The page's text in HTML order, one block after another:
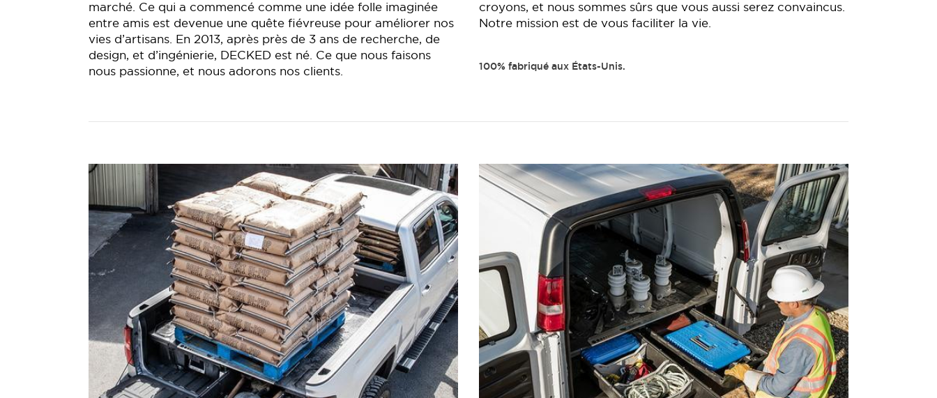
marché. Ce qui a commencé comme une idée folle imaginée
entre amis est devenue une quête fiévreuse pour améliorer nos
vies d’artisans. En 2013, après près de 3 ans de recherche, de
design, et d’ingénierie, DECKED est né. Ce que nous faisons
nous passionne, et nous adorons nos clients.
croyons, et nous sommes sûrs que vous aussi serez convaincus.
Notre mission est de vous faciliter la vie.
100% fabriqué aux États-Unis.